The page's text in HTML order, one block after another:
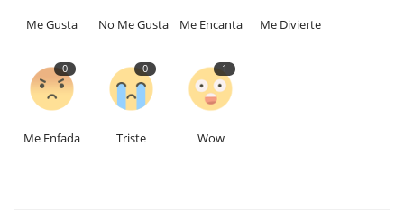
Me Gusta No Me Gusta Me Encanta Me Divierte
0
Me Enfada
0
Triste
1
Wow